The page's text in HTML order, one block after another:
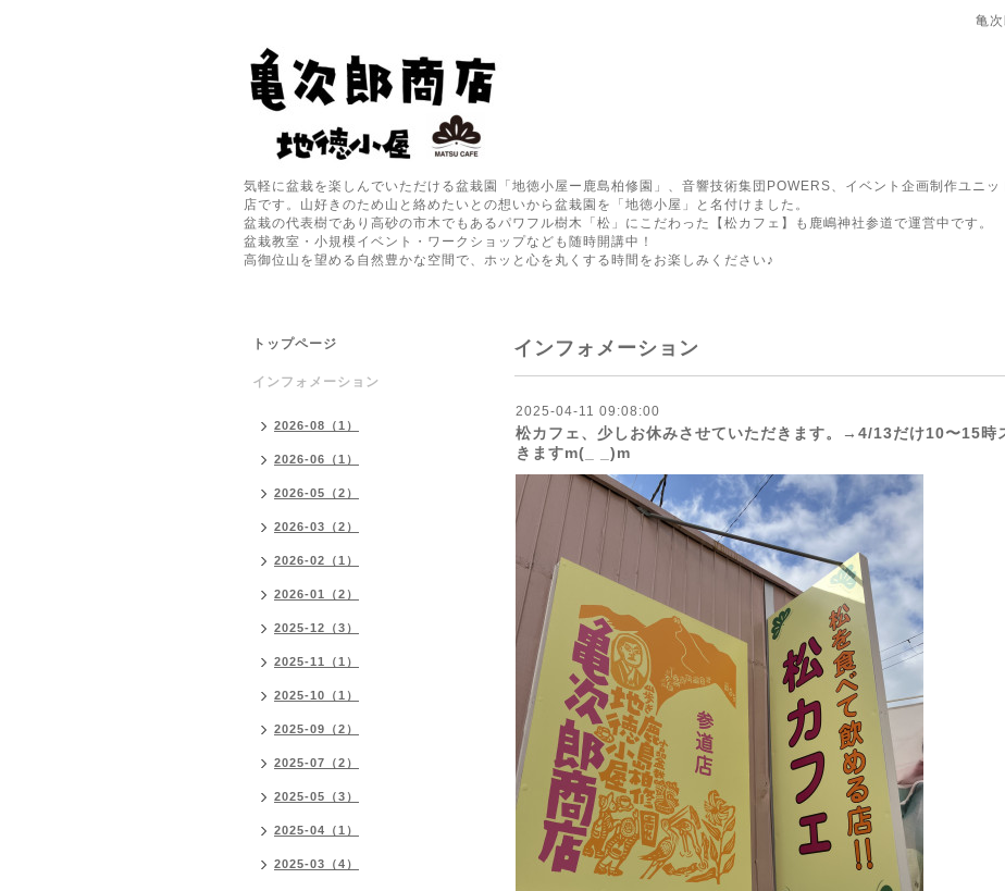
亀
気軽に盆栽を楽しんでいただける盆栽園「地徳小屋ー鹿島柏修園」、音響技術集団POWERS、イベント企画制作ユニ
店です。山好きのため山と絡めたいとの想いから盆栽園を「地徳小屋」と名付けました。
盆栽の代表樹であり高砂の市木でもあるパワフル樹木「松」にこだわった【松カフェ】も鹿嶋神社参道で運営中です。
盆栽教室・小規模イベント・ワークショップなども随時開講中！
高御位山を望める自然豊かな空間で、ホッと心を丸くする時間をお楽しみください♪
インフォメーション
2025-04-11 09:08:00
松カフェ、少しお休みさせていただきます。→4/13だけ10〜15時
きますm(_ _)m
トップページ
インフォメーション
2026-08（1）
2026-06（1）
2026-05（2）
2026-03（2）
2026-02（1）
2026-01（2）
2025-12（3）
2025-11（1）
2025-10（1）
2025-09（2）
2025-07（2）
2025-05（3）
2025-04（1）
2025-03（4）